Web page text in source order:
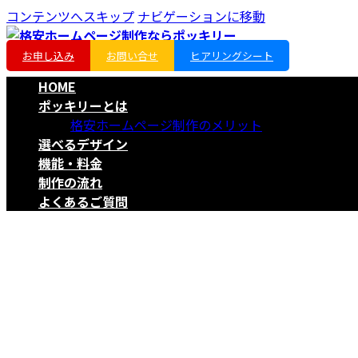
コンテンツへスキップ ナビゲーションに移動
お申し込み お問い合せ ヒアリングシート
HOME
ポッキリーとは
格安ホームページ制作のメリット
選べるデザイン
機能・料金
制作の流れ
よくあるご質問